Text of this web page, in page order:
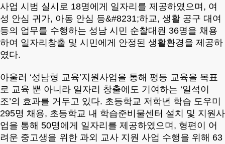
사업 시범 실시로 18명에게 일자리를 제공하였으며, 여
성 안심 귀가, 아동 안심 등&#8231;하교, 생활 공구 대여
등의 업무를 수행하는 성남 시민 순찰대원 36명을 채용
하여 일자리창출 및 시민에게 안정된 생활환경을 제공하
였다.
아울러 ‘성남형 교육’지원사업을 통해 평등 교육을 목표
로 교육 뿐 아니라 일자리 창출에도 기여하는 ‘일석이
조’의 효과를 거두고 있다. 초등학교 저학년 학습 도우미
295명 채용, 초등학교 내 학습준비물센터 설치 및 지원사
업을 통해 50명에게 일자리를 제공하였으며, 형편이 어
려운 중고생을 위한 과외 교사 지원 사업 수행을 위해 63